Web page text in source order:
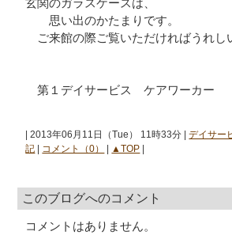
玄関のガラスケースは、
思い出のかたまりです。
ご来館の際ご覧いただければうれし
第１デイサービス ケアワーカー
| 2013年06月11日（Tue） 11時33分 |デイサー
記
コメント（0） ▲TOP
このブログへのコメント
コメントはありません。